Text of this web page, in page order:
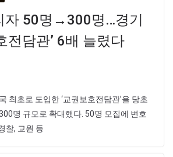
자 50명→300명…경기
전담관’ 6배 늘렸다
최초로 도입한 ‘교권보호전담관’을 당초
명 규모로 확대했다. 50명 모집에 변호
찰, 교원 등